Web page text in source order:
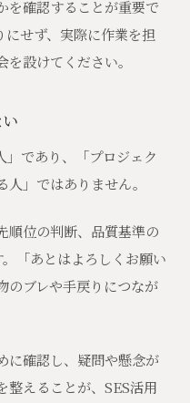
を確認することが重要で
にせず、実際に作業を担
設けてください。
」であり、「プロジェク
」ではありません。
順位の判断、品質基準の
。「あとはよろしくお願い
のブレや手戻りにつなが
に確認し、疑問や懸念が
整えることが、SES活用